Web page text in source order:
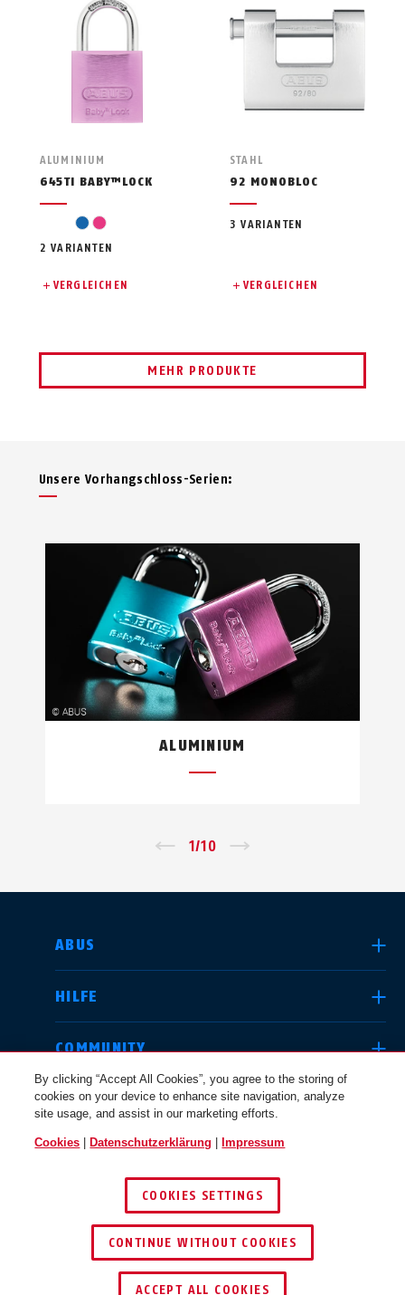
ALUMINIUM
645TI BABY™LOCK
bluepink
2 VARIANTEN
VERGLEICHEN
STAHL
92 MONOBLOC
3 VARIANTEN
VERGLEICHEN
MEHR PRODUKTE
Unsere Vor­hang­schloss-Serien:
ALUMINIUM
1/10
ABUS
HILFE
COMMUNITY
RECHTLICHES
© 2026 ABUS
LAND AUSWÄHLEN
Deutschland
Canada
Österreich
By clicking “Accept All Cookies”, you agree to the storing of
cookies on your device to enhance site navigation, analyze
site usage, and assist in our marketing efforts.
Cookies Datenschutzerklärung Impressum
COOKIES SETTINGS
CONTINUE WITHOUT COOKIES
ACCEPT ALL COOKIES